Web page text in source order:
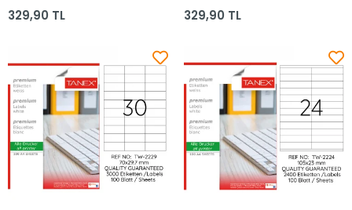
329,90 TL 329,90 TL